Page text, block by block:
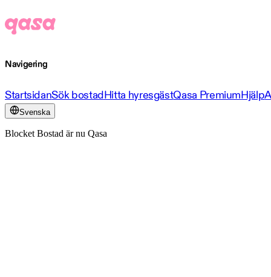
Navigering
StartsidanSök bostadHitta hyresgästQasa PremiumHjälp
Svenska
Blocket Bostad är nu Qasa